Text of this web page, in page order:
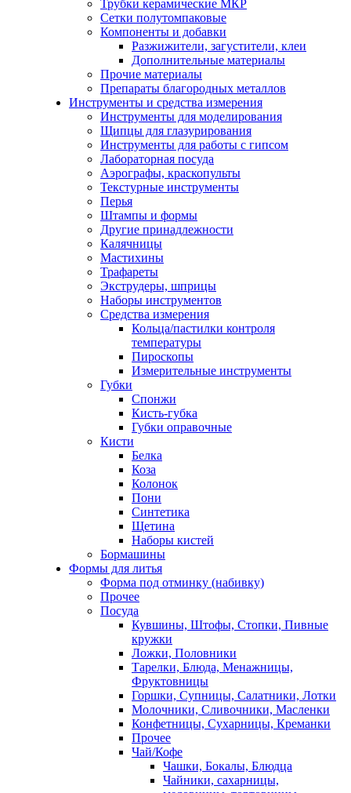
Трубки керамические МКР
Сетки полутомпаковые
Компоненты и добавки
Разжижители, загустители, клеи
Дополнительные материалы
Прочие материалы
Препараты благородных металлов
Инструменты и средства измерения
Инструменты для моделирования
Щипцы для глазурирования
Инструменты для работы с гипсом
Лабораторная посуда
Аэрографы, краскопульты
Текстурные инструменты
Перья
Штампы и формы
Другие принадлежности
Калячницы
Мастихины
Трафареты
Экструдеры, шприцы
Наборы инструментов
Средства измерения
Кольца/пастилки контроля
температуры
Пироскопы
Измерительные инструменты
Губки
Спонжи
Кисть-губка
Губки оправочные
Кисти
Белка
Коза
Колонок
Пони
Синтетика
Щетина
Наборы кистей
Бормашины
Формы для литья
Форма под отминку (набивку)
Прочее
Посуда
Кувшины, Штофы, Стопки, Пивные
кружки
Ложки, Половники
Тарелки, Блюда, Менажницы,
Фруктовницы
Горшки, Супницы, Салатники, Лотки
Молочники, Сливочники, Масленки
Конфетницы, Сухарницы, Креманки
Прочее
Чай/Кофе
Чашки, Бокалы, Блюдца
Чайники, сахарницы,